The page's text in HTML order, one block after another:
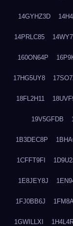
14GYHZ3D
14PRLC85
160ON64P
17HG5UY8
18FL2H11
19V5GFDB
1B3DEC8P
1CFFT9FI
1E8JEY8J
1FJ0BB6J
1GWILLXI